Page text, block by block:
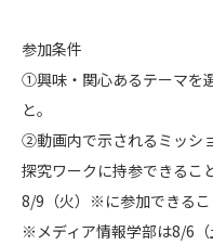
参加条件
①興味・関心あるテーマを
と。
②動画内で示されるミッシ
探究ワークに持参できるこ
8/9（火）※に参加できるこ
※メディア情報学部は8/6（